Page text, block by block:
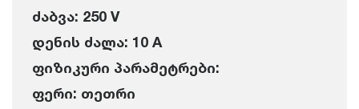
ძაბვა: 250 V
დენის ძალა: 10 A
ფიზიკური პარამეტრები:
ფერი: თეთრი